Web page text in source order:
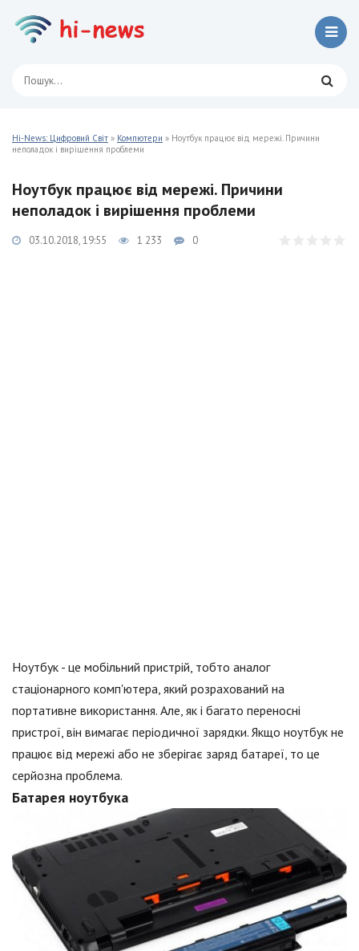
Hi-News: Цифровий Світ » Компютери » Ноутбук працює від мережі. Причини
неполадок і вирішення проблеми
Ноутбук працює від мережі. Причини
неполадок і вирішення проблеми
03.10.2018, 19:55 1 233 0
Ноутбук - це мобільний пристрій, тобто аналог
стаціонарного комп'ютера, який розрахований на
портативне використання. Але, як і багато переносні
пристрої, він вимагає періодичної зарядки. Якщо ноутбук не
працює від мережі або не зберігає заряд батареї, то це
серйозна проблема.
Батарея ноутбука